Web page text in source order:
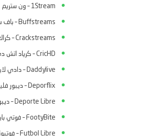
1Stream – ون ستريم
Buffstreams – باف ستريمز
Crackstreams – كراك ستريمز
CricHD – كرياد اتش دي
Daddylive – دادي لايف
Deporflix – ديبور فليكس
Deporte Libre – ديبورتي ليبري
FootyBite – فوتي بايت
Futbol Libre – فوتبول ليبري